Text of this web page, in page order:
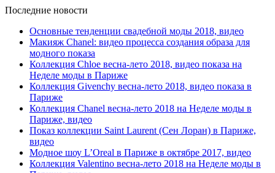
Последние новости
Основные тенденции свадебной моды 2018, видео
Макияж Chanel: видео процесса создания образа для
модного показа
Коллекция Chloe весна-лето 2018, видео показа на
Неделе моды в Париже
Коллекция Givenchy весна-лето 2018, видео показа в
Париже
Коллекция Chanel весна-лето 2018 на Неделе моды в
Париже, видео
Показ коллекции Saint Laurent (Сен Лоран) в Париже,
видео
Модное шоу L’Oreal в Париже в октябре 2017, видео
Коллекция Valentino весна-лето 2018 на Неделе моды в